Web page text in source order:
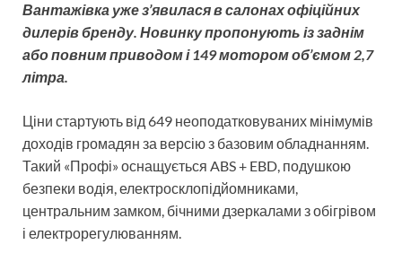
Вантажівка уже з’явилася в салонах офіційних
дилерів бренду. Новинку пропонують із заднім
або повним приводом і 149 мотором об’ємом 2,7
літра.
Ціни стартують від 649 неоподатковуваних мінімумів
доходів громадян за версію з базовим обладнанням.
Такий «Профі» оснащується ABS + EBD, подушкою
безпеки водія, електросклопідйомниками,
центральним замком, бічними дзеркалами з обігрівом
і електрорегулюванням.